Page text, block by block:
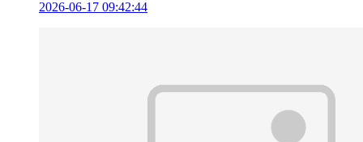
2026-06-17 09:42:44